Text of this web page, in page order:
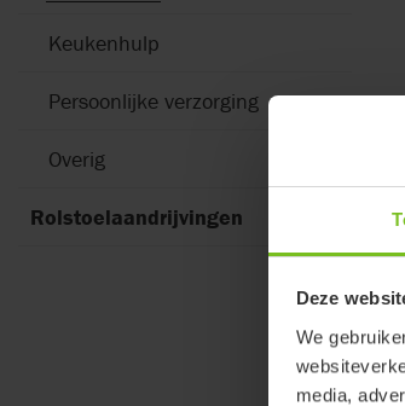
Deze
We
media,
Keukenhulp
Persoonlijke verzorging
Overig
Rolstoelaandrijvingen